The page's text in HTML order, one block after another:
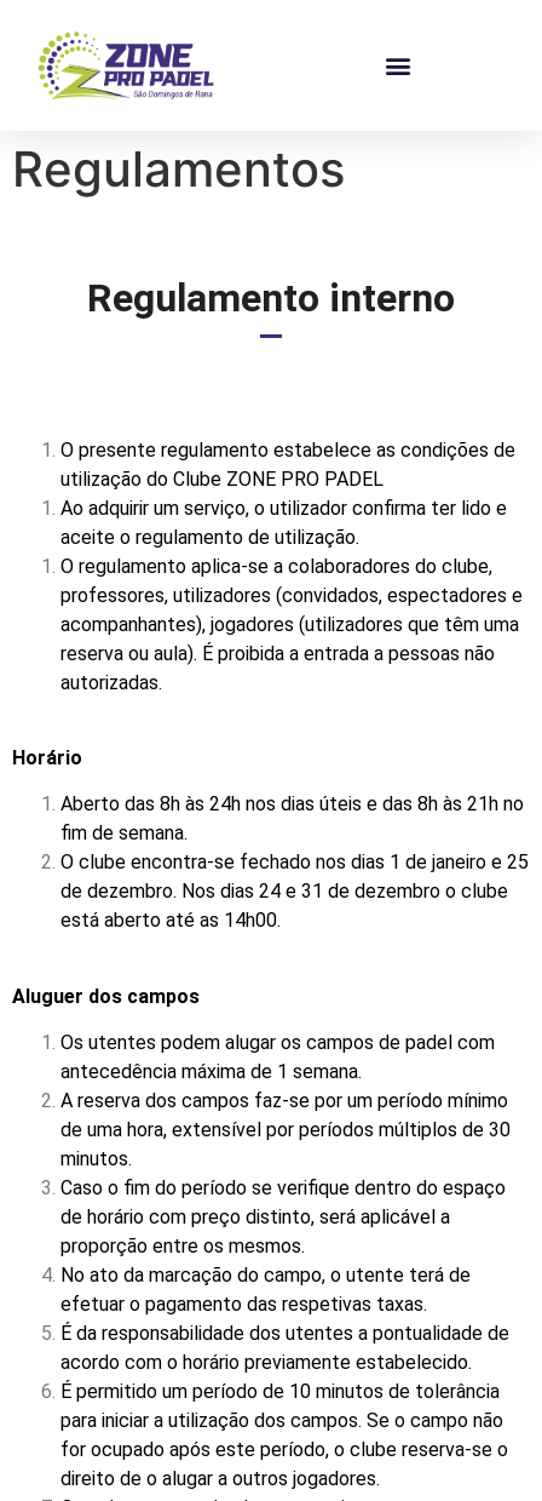
Regulamentos
Regulamento interno
O presente regulamento estabelece as condições de
utilização do Clube ZONE PRO PADEL
Ao adquirir um serviço, o utilizador confirma ter lido e
aceite o regulamento de utilização.
O regulamento aplica-se a colaboradores do clube,
professores, utilizadores (convidados, espectadores e
acompanhantes), jogadores (utilizadores que têm uma
reserva ou aula). É proibida a entrada a pessoas não
autorizadas.
Horário
Aberto das 8h às 24h nos dias úteis e das 8h às 21h no
fim de semana.
O clube encontra-se fechado nos dias 1 de janeiro e 25
de dezembro. Nos dias 24 e 31 de dezembro o clube
está aberto até as 14h00.
Aluguer dos campos
Os utentes podem alugar os campos de padel com
antecedência máxima de 1 semana.
A reserva dos campos faz-se por um período mínimo
de uma hora, extensível por períodos múltiplos de 30
minutos.
Caso o fim do período se verifique dentro do espaço
de horário com preço distinto, será aplicável a
proporção entre os mesmos.
No ato da marcação do campo, o utente terá de
efetuar o pagamento das respetivas taxas.
É da responsabilidade dos utentes a pontualidade de
acordo com o horário previamente estabelecido.
É permitido um período de 10 minutos de tolerância
para iniciar a utilização dos campos. Se o campo não
for ocupado após este período, o clube reserva-se o
direito de o alugar a outros jogadores.